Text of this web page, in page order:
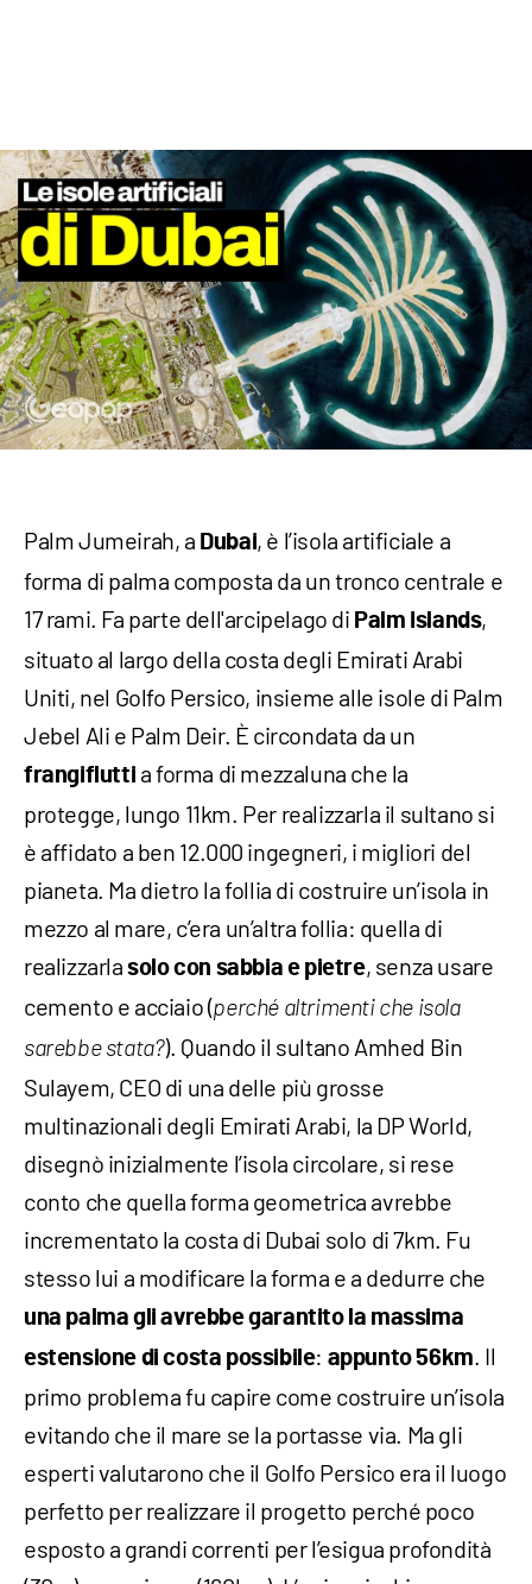
Palm Jumeirah, a Dubai, è l’isola artificiale a
forma di palma composta da un tronco centrale e
17 rami. Fa parte dell'arcipelago di Palm Islands,
situato al largo della costa degli Emirati Arabi
Uniti, nel Golfo Persico, insieme alle isole di Palm
Jebel Ali e Palm Deir. È circondata da un
frangiflutti a forma di mezzaluna che la
protegge, lungo 11km. Per realizzarla il sultano si
è affidato a ben 12.000 ingegneri, i migliori del
pianeta. Ma dietro la follia di costruire un’isola in
mezzo al mare, c’era un’altra follia: quella di
realizzarlasolo con sabbia e pietre, senza usare
cemento e acciaio (perché altrimenti che isola
sarebbe stata?). Quando il sultano Amhed Bin
Sulayem, CEO di una delle più grosse
multinazionali degli Emirati Arabi, la DP World,
disegnò inizialmente l’isola circolare, si rese
conto che quella forma geometrica avrebbe
incrementato la costa di Dubai solo di 7km. Fu
stesso lui a modificare la forma e a dedurre che
una palma gli avrebbe garantito la massima
estensione di costa possibile: appunto 56km. Il
primo problema fu capire come costruire un’isola
evitando che il mare se la portasse via. Ma gli
esperti valutarono che il Golfo Persico era il luogo
perfetto per realizzare il progetto perché poco
esposto a grandi correnti per l’esigua profondità